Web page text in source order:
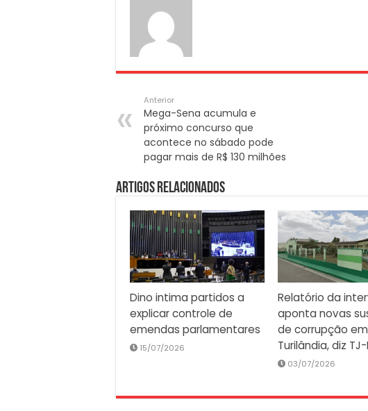
Anterior
Mega-Sena acumula e
próximo concurso que
acontece no sábado pode
pagar mais de R$ 130 milhões
Artigos Relacionados
Dino intima partidos a
explicar controle de
emendas parlamentares
15/07/2026
Relatório da
aponta novas
de corrupção em
Turilândia, diz
03/07/2026